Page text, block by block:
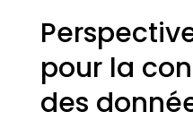
pour la
des